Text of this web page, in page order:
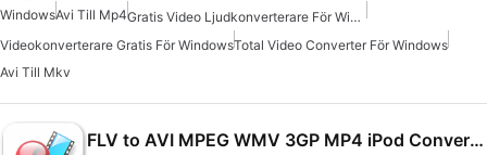
WindowsAvi Till Mp4
Gratis Video Ljudkonverterare För Windows
Videokonverterare Gratis För WindowsTotal Video Converter För Windows
Avi Till Mkv
FLV to AVI MPEG WMV 3GP MP4 iPod Converter